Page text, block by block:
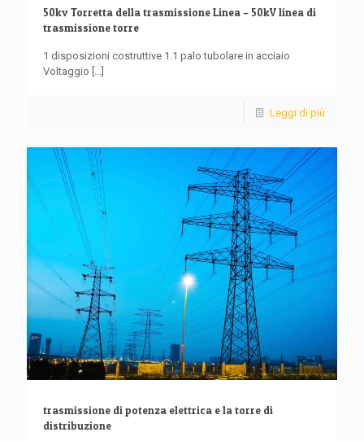
50kv Torretta della trasmissione Linea – 50kV linea di
trasmissione torre
1 disposizioni costruttive 1.1 palo tubolare in acciaio
Voltaggio [...]
Leggi di più
trasmissione di potenza elettrica e la torre di
distribuzione